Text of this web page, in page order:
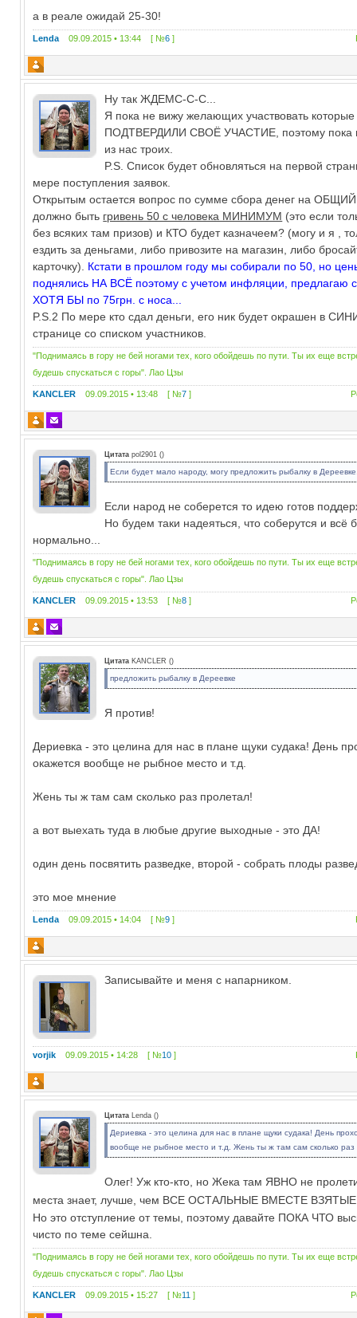
а в реале ожидай 25-30!
Lenda 09.09.2015 • 13:44 [ №6 ]
Ну так ЖДЕМС-С-С...
Я пока не вижу желающих участвовать которые
ПОДТВЕРДИЛИ СВОЁ УЧАСТИЕ, поэтому пока
из нас троих.
P.S. Список будет обновляться на первой
мере поступления заявок.
Открытым остается вопрос по сумме сбора денег на
должно быть гривень 50 с человека МИНИМУМ (это если
без всяких там призов) и КТО будет казначеем? (могу и я ,
ездить за деньгами, либо привозите на магазин, либо
карточку). Кстати в прошлом году мы собирали по 50, но
поднялись НА ВСЁ поэтому с учетом инфляции, предлагаю
ХОТЯ БЫ по 75грн. с носа...
P.S.2 По мере кто сдал деньги, его ник будет окрашен в
странице со списком участников.
"Поднимаясь в гору не бей ногами тех, кого обойдешь по пути. Ты их еще
будешь спускаться с горы". Лао Цзы
KANCLER 09.09.2015 • 13:48 [ №7 ]
Цитата pol2901 ()
Если будет мало народу, могу предложить рыбалку в
Если народ не соберется то идею готов
Но будем таки надеяться, что соберутся и всё
нормально...
"Поднимаясь в гору не бей ногами тех, кого обойдешь по пути. Ты их еще
будешь спускаться с горы". Лао Цзы
KANCLER 09.09.2015 • 13:53 [ №8 ]
Цитата KANCLER ()
предложить рыбалку в Дереевке
Я против!
Дериевка - это целина для нас в плане щуки судака! День
окажется вообще не рыбное место и т.д.
Жень ты ж там сам сколько раз пролетал!
а вот выехать туда в любые другие выходные - это ДА!
один день посвятить разведке, второй - собрать плоды
это мое мнение
Lenda 09.09.2015 • 14:04 [ №9 ]
Записывайте и меня с напарником.
vorjik 09.09.2015 • 14:28 [ №10 ]
Цитата Lenda ()
Дериевка - это целина для нас в плане щуки судака! День
вообще не рыбное место и т.д. Жень ты ж там сам сколько раз
Олег! Уж кто-кто, но Жека там ЯВНО не
места знает, лучше, чем ВСЕ ОСТАЛЬНЫЕ ВМЕСТЕ
Но это отступление от темы, поэтому давайте ПОКА ЧТО
чисто по теме сейшна.
"Поднимаясь в гору не бей ногами тех, кого обойдешь по пути. Ты их еще
будешь спускаться с горы". Лао Цзы
KANCLER 09.09.2015 • 15:27 [ №11 ]